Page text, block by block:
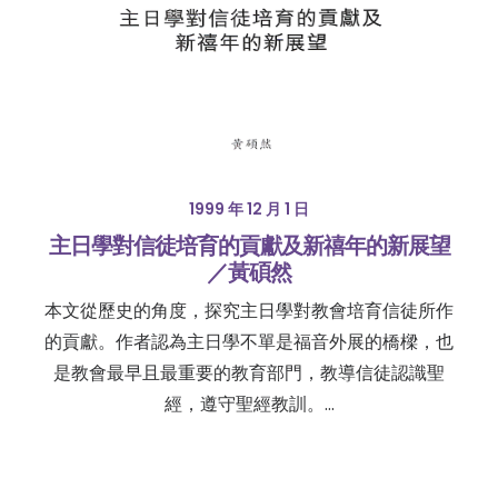
1999 年 12 月 1 日
主日學對信徒培育的貢獻及新禧年的新展望
／黃碩然
本文從歷史的角度，探究主日學對教會培育信徒所作
的貢獻。作者認為主日學不單是福音外展的橋樑，也
是教會最早且最重要的教育部門，教導信徒認識聖
經，遵守聖經教訓。…